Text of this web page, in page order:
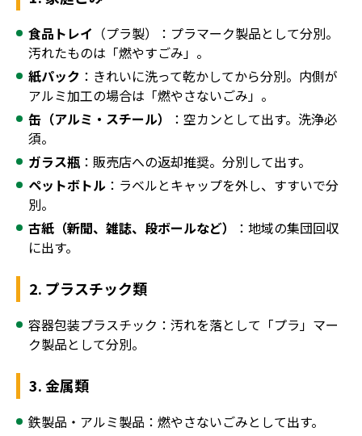
食品トレイ （プラ製）：プラマーク製品として分別。
汚れたものは「燃やすごみ」。
紙パック ：きれいに洗って乾かしてから分別。内側が
アルミ加工の場合は「燃やさないごみ」。
缶（アルミ・スチール）
：空カンとして出す。洗浄必
須。
ガラス瓶 ：販売店への返却推奨。分別して出す。
ペットボトル ：ラベルとキャップを外し、すすいで分
別。
古紙（新聞、雑誌、段ボールなど）
：地域の集団回収
に出す。
2. プラスチック類
容器包装プラスチック：汚れを落として「プラ」マー
ク製品として分別。
3. 金属類
鉄製品・アルミ製品：燃やさないごみとして出す。